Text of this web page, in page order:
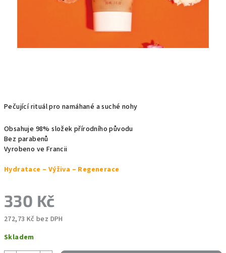
Pečující rituál pro namáhané a suché nohy
Obsahuje 98% složek přírodního původu
Bez parabenů
Vyrobeno ve Francii
Hydratace – Výživa – Regenerace
330 Kč
272,73 Kč bez DPH
cena:
Skladem